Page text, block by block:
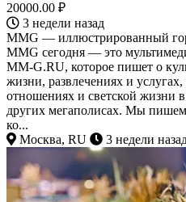
20000.00 ₽
3 недели назад
MMG — иллюстрированный
MMG сегодня — это
MM-G.RU, которое пишет о
жизни, развлечениях и
отношениях и светской жизни
других мегаполисах. Мы пишем
ко...
Москва, RU
3 недели